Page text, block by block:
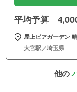
平均予算
屋上ビアガーデン
大宮駅／埼玉県
他の